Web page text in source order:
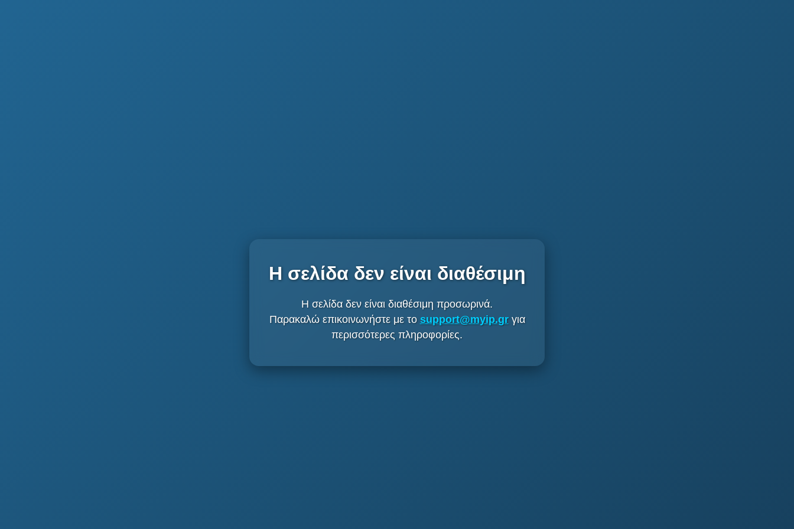
Η σελίδα δεν είναι διαθέσιμη
Η σελίδα δεν είναι διαθέσιμη προσωρινά.
Παρακαλώ επικοινωνήστε με το support@myip.grγια
περισσότερες πληροφορίες.